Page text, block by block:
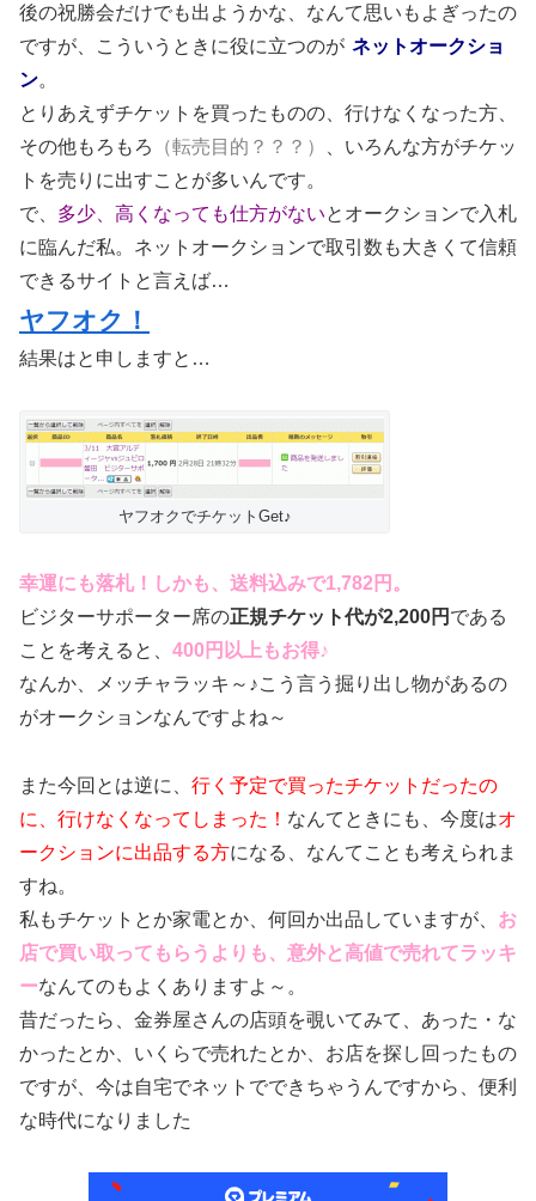
後の祝勝会だけでも出ようかな、なんて思いもよぎったの
ですが、こういうときに役に立つのが ネットオークショ
ン。
とりあえずチケットを買ったものの、行けなくなった方、
その他もろもろ
（転売目的？？？）
、いろんな方がチケッ
トを売りに出すことが多いんです。
で、 多少、高くなっても仕方がないとオークションで入札
に臨んだ私。ネットオークションで取引数も大きくて信頼
できるサイトと言えば…
ヤフオク！
結果はと申しますと…
ヤフオクでチケットGet♪
幸運にも落札！しかも、送料込みで1,782円。
ビジターサポーター席の正規チケット代が2,200円 である
ことを考えると、 400円以上もお得♪
なんか、メッチャラッキ～♪こう言う掘り出し物があるの
がオークションなんですよね～
また今回とは逆に、 行く予定で買ったチケットだったの
に、行けなくなってしまった！ なんてときにも、今度はオ
ークションに出品する方になる、なんてことも考えられま
すね。
私もチケットとか家電とか、何回か出品していますが、 お
店で買い取ってもらうよりも、意外と高値で売れてラッキ
ーなんてのもよくありますよ～。
昔だったら、金券屋さんの店頭を覗いてみて、あった・な
かったとか、いくらで売れたとか、お店を探し回ったもの
ですが、今は自宅でネットでできちゃうんですから、便利
な時代になりました